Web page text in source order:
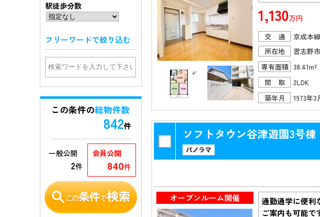
1,130万円
交 通
京成本線
所在地
習志野
専有面積 38.41m²
間 取
2LDK
築年月
1973年3
ソフトタウン谷津遊園3号棟
オープンルーム開催
通勤通学に便利
ご案内も可能で
千葉市花見川区
0件［50件］
千葉市稲毛区
0件 ［37件］
千葉市若葉区
0件［53件］
千葉市緑区
千葉市美浜区
0件［35件］
江戸川区 0件 ［36件］
駅徒歩分数
フリーワードで絞り込む
この条件の総物件数
842件
会員公開
840件
一般公開
2件